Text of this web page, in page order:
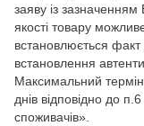
заяву із
якості товару
встановлюється
встановлення
Максимальний термін
днів відповідно до
споживачів».